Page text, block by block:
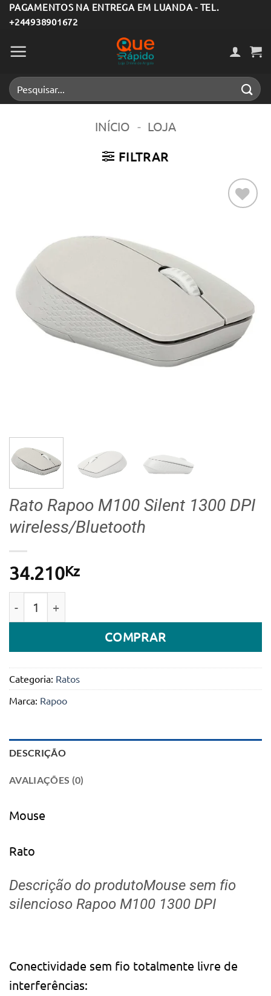
Skip
to
content
PAGAMENTOS NA ENTREGA EM LUANDA - TEL.
+244938901672
Pesquisar
por:
INÍCIO - LOJA
FILTRAR
Rato Rapoo M100 Silent 1300 DPI
wireless/Bluetooth
34.210Kz
COMPRAR
Categoria: Ratos
Marca: Rapoo
DESCRIÇÃO
AVALIAÇÕES (0)
Mouse
Rato
Descrição do produtoMouse sem fio
silencioso Rapoo M100 1300 DPI
Conectividade sem fio totalmente livre de
interferências: